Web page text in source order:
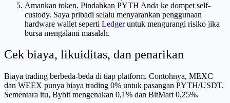
Amankan token. Pindahkan PYTH Anda ke dompet self-
custody. Saya pribadi selalu menyarankan penggunaan
hardware wallet seperti Ledgeruntuk mengurangi risiko jika
bursa mengalami masalah.
Cek biaya, likuiditas, dan penarikan
Biaya trading berbeda-beda di tiap platform. Contohnya, MEXC
dan WEEX punya biaya trading 0% untuk pasangan PYTH/USDT.
Sementara itu, Bybit mengenakan 0,1% dan BitMart 0,25%.